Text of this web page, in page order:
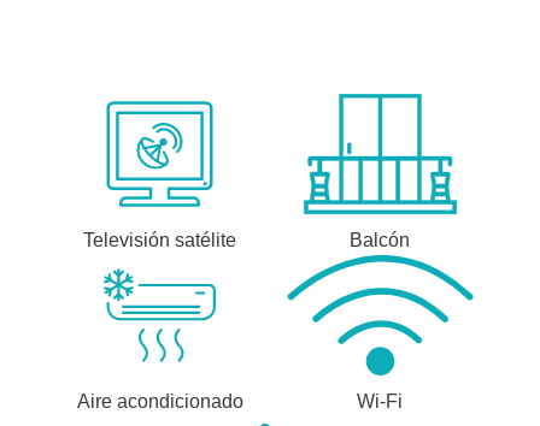
Televisión satélite Balcón
Aire acondicionado Wi-Fi